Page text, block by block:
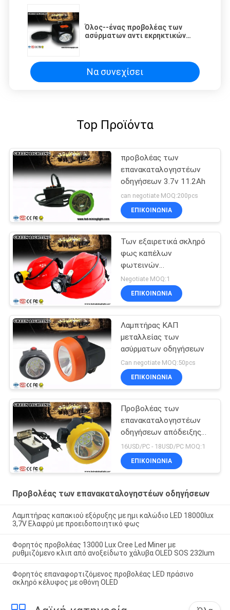
Όλος--ένας προβολέας των
ασύρματων αντι εκρηκτικών
φωτεινότητα 4500lux
Να συνεχίσει
Top Προϊόντα
προβολέας των
επανακαταλογηστέων
οδηγήσεων 3.7v 11.2Ah
can negotiate MOQ:200pcs
ΕΠΙΚΟΙΝΩΝΙΑ
Των εξαιρετικά σκληρό
φως καπέλων
φωτεινών
επανακαταλογηστέων
οδηγήσεων
Negotiate MOQ:1
ΕΠΙΚΟΙΝΩΝΙΑ
Λαμπτήρας ΚΑΠ
μεταλλείας των
ασύρματων οδηγήσεων
Can negotiate MOQ:50pcs
ΕΠΙΚΟΙΝΩΝΙΑ
Προβολέας των
επανακαταλογηστέων
οδηγήσεων απόδειξης
διάβρωσης
16USD/PC - 18USD/PC MOQ:1
ΕΠΙΚΟΙΝΩΝΙΑ
Προβολέας των επανακαταλογηστέων οδηγήσεων
Λαμπτήρας καπακιού εξόρυξης με ημι καλώδιο LED 18000lux
3,7V Ελαφρύ με προειδοποιητικό φως
Φορητός προβολέας 13000 Lux Cree Led Miner με
ρυθμιζόμενο κλιπ από ανοξείδωτο χάλυβα OLED SOS 232lum
Φορητός επαναφορτιζόμενος προβολέας LED πράσινο
σκληρό κέλυφος με οθόνη OLED